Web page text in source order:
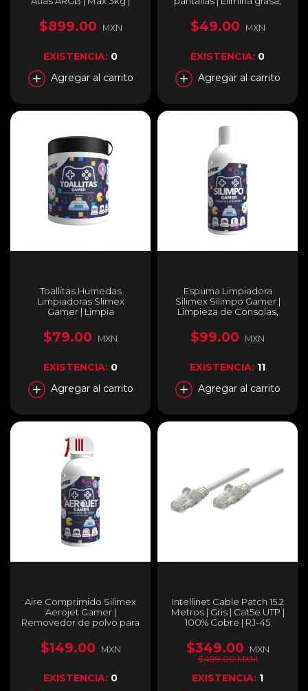
Plateado | MCA-U000R-
AGSBTG-00
$899.00 MXN
EXISTENCIA: 0
Agregar al carrito
fácilmente sin rayar |
7503018454023
$49.00 MXN
EXISTENCIA: 0
Agregar al carrito
Toallitas Humedas
Limpiadoras Slimex
Gamer | Limpia
equipos y consolas
gamer | 30 Pzs |
$79.00 MXN
EXISTENCIA: 0
Agregar al carrito
Espuma Limpiadora
Silimex Silimpo Gamer |
Limpieza de Consolas,
Equipos Gamer | 300 ml |
Efecto Antiestático /
GAMER
$99.00 MXN
EXISTENCIA: 11
Agregar al carrito
Aire Comprimido Silimex
Aerojet Gamer |
Removedor de polvo para
300ml. | 7503018454016
$149.00 MXN
EXISTENCIA: 0
Intellinet Cable Patch 15.2
Metros | Gris | Cat5e UTP |
100% Cobre | RJ-45
319973
$349.00
MXN
$499.00 MXM
EXISTENCIA: 1